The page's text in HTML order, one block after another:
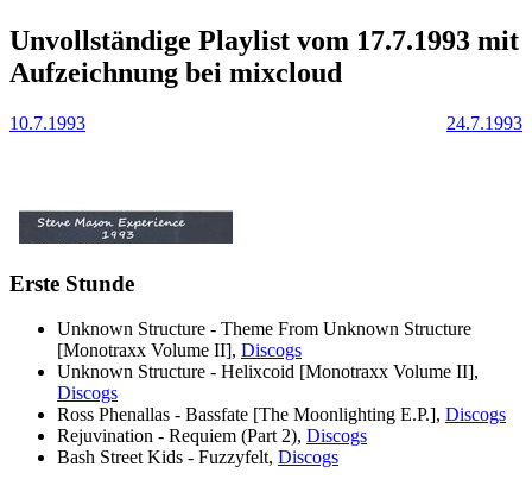
Unvollständige Playlist vom 17.7.1993 mit
Aufzeichnung bei mixcloud
10.7.1993 24.7.1993
Erste Stunde
Unknown Structure - Theme From Unknown Structure
[Monotraxx Volume II], Discogs
Unknown Structure - Helixcoid [Monotraxx Volume II],
Discogs
Ross Phenallas - Bassfate [The Moonlighting E.P.], Discogs
Rejuvination - Requiem (Part 2), Discogs
Bash Street Kids - Fuzzyfelt, Discogs